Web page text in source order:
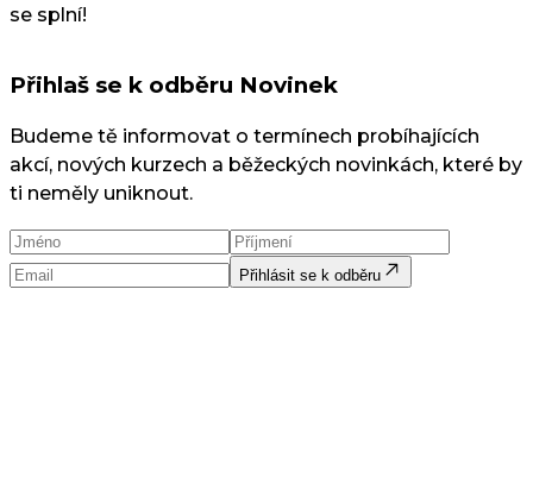
se splní!
Přihlaš se k odběru Novinek
Budeme tě informovat o termínech probíhajících
akcí, nových kurzech a běžeckých novinkách, které by
ti neměly uniknout.
Přihlásit se k odběru